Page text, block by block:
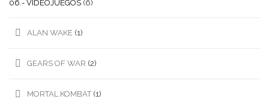
06.- VIDEOJUEGOS (6)
ALAN WAKE (1)
GEARS OF WAR (2)
MORTAL KOMBAT (1)